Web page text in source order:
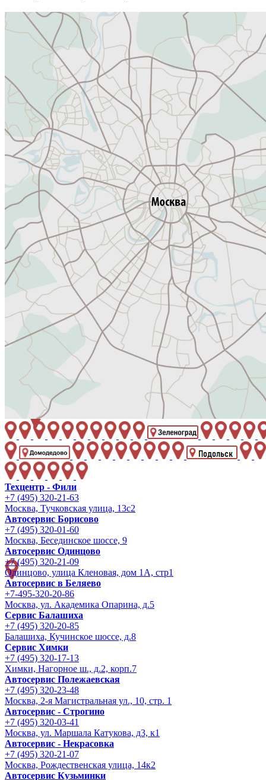
Техцентр - Фили
+7 (495) 320-21-63
Москва, Тучковская улица, 13с2
Автосервис Борисово
+7 (495) 320-01-60
Москва, Бесединское шоссе, 9
Автосервис Одинцово
+7 (495) 320-21-09
Одинцово, улица Кленовая, дом 1А, стр1
Автосервис в Беляево
+7-495-320-20-86
Москва, ул. Академика Опарина, д.5
Сервис Балашиха
+7 (495) 320-20-85
Балашиха, Кучинское шоссе, д.8
Сервис Химки
+7 (495) 320-17-13
Химки, Нагорное ш., д.2, корп.7
Автосервис Полежаевская
+7 (495) 320-23-48
Москва, 2-я Магистральная ул., 10, стр. 1
Автосервис - Строгино
+7 (495) 320-03-41
Москва, ул. Маршала Катукова, д3, к1
Автосервис - Некрасовка
+7 (495) 320-21-07
Москва, Рождественская улица, 14к2
Автосервис Кузьминки